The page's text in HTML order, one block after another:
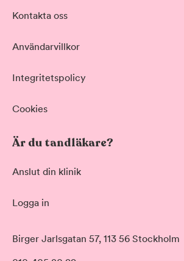
Akut tandvård
Grundlig kontroll av tänder och tandkött
Professionell rengöring och puts
Skonsam blekning för vitare tänder
Datum
Tid på dagen
Morgon
Kontakta oss
Användarvillkor
Integritetspolicy
Cookies
Är du tandläkare?
Anslut din klinik
Logga in
Birger Jarlsgatan 57, 113 56 Stockholm